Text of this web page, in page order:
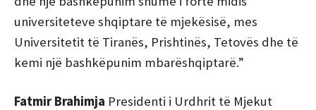
universiteteve shqiptare të mjekësisë, mes
Universitetit të Tiranës, Prishtinës, Tetovës dhe të
kemi një bashkëpunim mbarëshqiptarë.”
Fatmir Brahimja Presidenti i Urdhrit të Mjekut